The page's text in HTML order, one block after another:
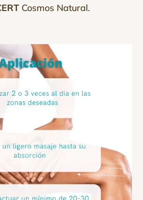
Cosmos Natural.